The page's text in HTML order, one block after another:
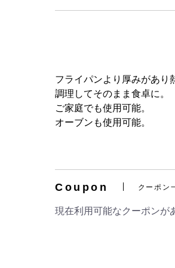
フライパンより厚みがあり
調理してそのまま食卓に。
ご家庭でも使用可能。
オーブンも使用可能。
Coupon クーポン
現在利用可能なクーポンが